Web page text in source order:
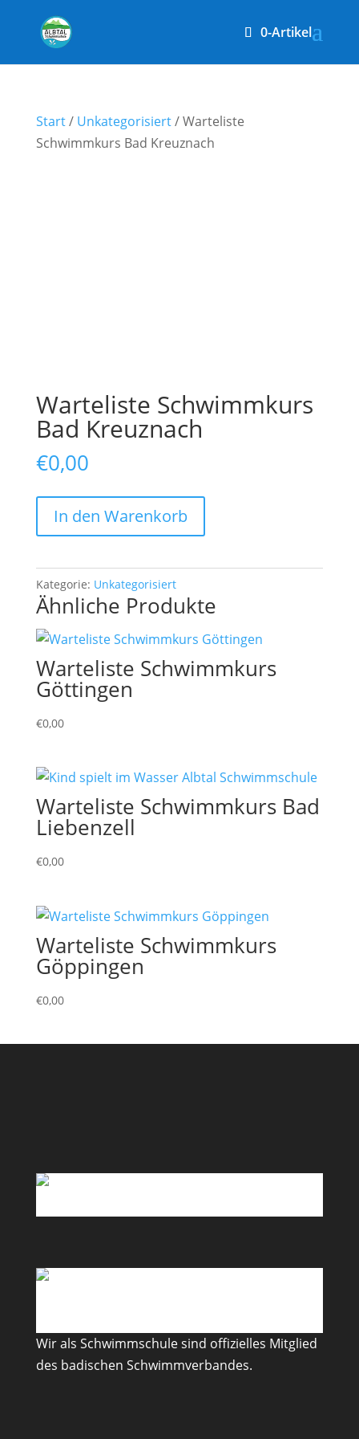
0-Artikel
Start/ Unkategorisiert/ Warteliste
Schwimmkurs Bad Kreuznach
Warteliste Schwimmkurs
Bad Kreuznach
€0,00
Warteliste
Schwimmkurs
Kreuznach
Menge
In den Warenkorb
Kategorie: Unkategorisiert
Ähnliche Produkte
Warteliste Schwimmkurs
Göttingen
€0,00
Warteliste Schwimmkurs Bad
Liebenzell
€0,00
Warteliste Schwimmkurs
Göppingen
€0,00
Wir als Schwimmschule sind offizielles Mitglied
des badischen Schwimmverbandes.